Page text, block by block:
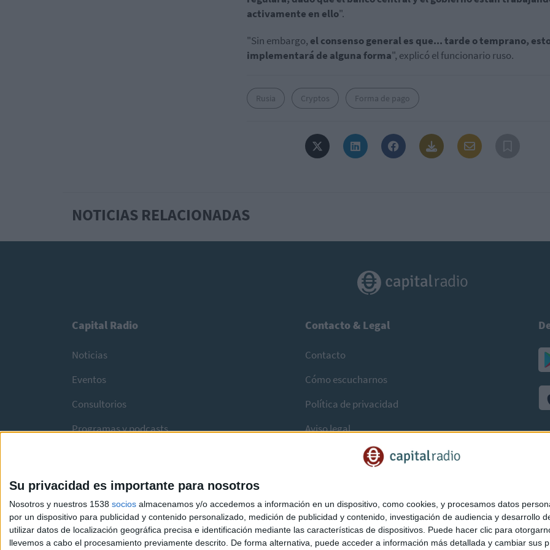
Su privacidad es importante para nosotros
Nosotros y nuestros 1538 socios almacenamos y/o accedemos a información en un dispositivo, como cookies, y procesamos datos
por un dispositivo para publicidad y contenido personalizado, medición de publicidad y contenido, investigación de audiencia y desarrollo
utilizar datos de localización geográfica precisa e identificación mediante las características de dispositivos. Puede hacer clic para
llevemos a cabo el procesamiento previamente descrito. De forma alternativa, puede acceder a información más detallada y cambiar sus
activamente en ello".
"Sin embargo, el consenso general es que... tarde o temprano,
implementará de alguna forma", explicó el funcionario ruso.
Rusia Cryptos Forma de pago
NOTICIAS RELACIONADAS
Capital Radio
Noticias
Eventos
Consultorios
Programas y podcasts
Contacto & Legal
Contacto
Cómo escucharnos
Política de privacidad
Aviso legal